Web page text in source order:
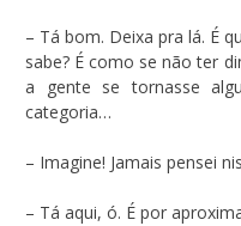
– Tá bom. Deixa pra lá. É
sabe? É como se não ter
a gente se tornasse
categoria…
– Imagine! Jamais pensei
– Tá aqui, ó. É por